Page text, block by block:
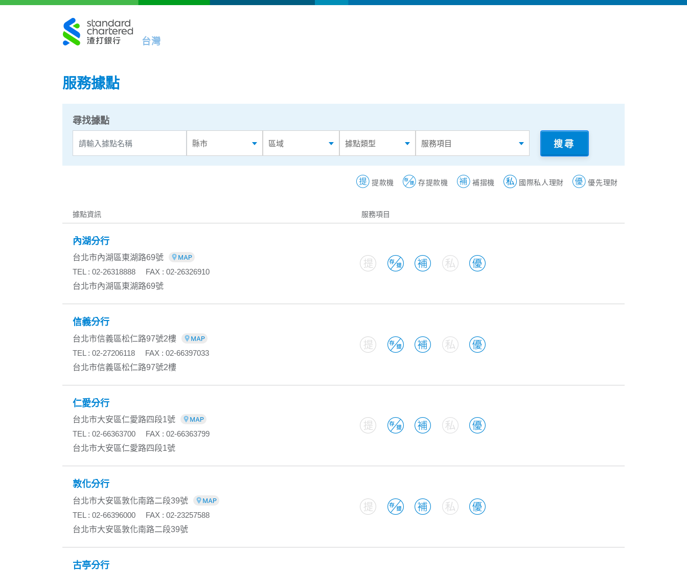
台灣
服務據點
尋找據點
縣市 區域 據點類型 服務項目 搜尋
提款機 存提款機 補摺機 國際私人理財 優先理財
據點資訊 服務項目
內湖分行
台北市內湖區東湖路69號
TEL : 02-26318888
FAX : 02-26326910
台北市內湖區東湖路69號
信義分行
台北市信義區松仁路97號2樓
TEL : 02-27206118
FAX : 02-66397033
台北市信義區松仁路97號2樓
仁愛分行
台北市大安區仁愛路四段1號
TEL : 02-66363700
FAX : 02-66363799
台北市大安區仁愛路四段1號
敦化分行
台北市大安區敦化南路二段39號
TEL : 02-66396000
FAX : 02-23257588
台北市大安區敦化南路二段39號
古亭分行